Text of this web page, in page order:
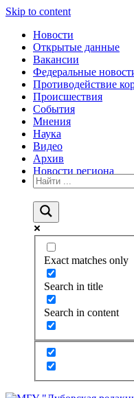
Skip to content
Новости
Открытые данные
Вакансии
Федеральные
Противодействие
Происшествия
События
Мнения
Наука
Видео
Архив
Новости региона
Exact matches only
Search in title
Search in content